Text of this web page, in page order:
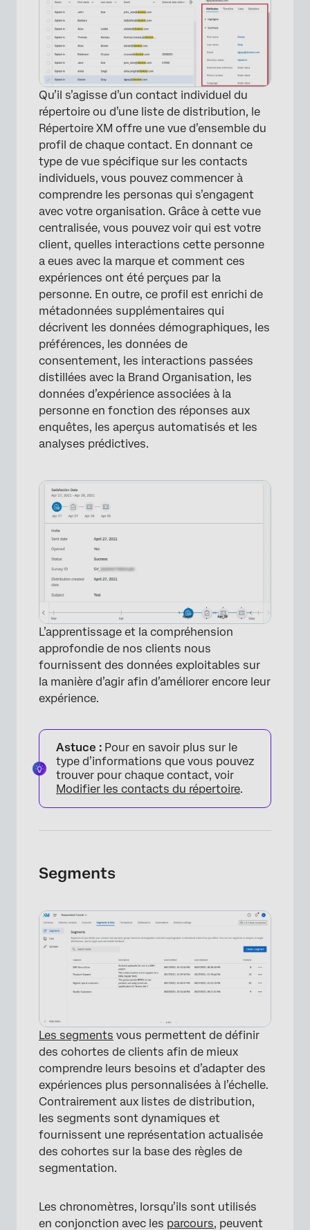
Qu’il s’agisse d’un contact individuel du
répertoire ou d’une liste de distribution, le
Répertoire XM offre une vue d’ensemble du
profil de chaque contact. En donnant ce
type de vue spécifique sur les contacts
individuels, vous pouvez commencer à
comprendre les personas qui s’engagent
avec votre organisation. Grâce à cette vue
centralisée, vous pouvez voir qui est votre
client, quelles interactions cette personne
a eues avec la marque et comment ces
expériences ont été perçues par la
personne. En outre, ce profil est enrichi de
métadonnées supplémentaires qui
décrivent les données démographiques, les
préférences, les données de
consentement, les interactions passées
distillées avec la Brand Organisation, les
données d’expérience associées à la
personne en fonction des réponses aux
enquêtes, les aperçus automatisés et les
analyses prédictives.
×
L’apprentissage et la compréhension
approfondie de nos clients nous
fournissent des données exploitables sur
la manière d’agir afin d’améliorer encore leur
expérience.
Astuce : Pour en savoir plus sur le
type d’informations que vous pouvez
trouver pour chaque contact, voir
Modifier les contacts du répertoire.
Segments
Les segments vous permettent de définir
des cohortes de clients afin de mieux
comprendre leurs besoins et d’adapter des
expériences plus personnalisées à l’échelle.
Contrairement aux listes de distribution,
les segments sont dynamiques et
fournissent une représentation actualisée
des cohortes sur la base des règles de
segmentation.
Les chronomètres, lorsqu’ils sont utilisés
en conjonction avec les parcours, peuvent